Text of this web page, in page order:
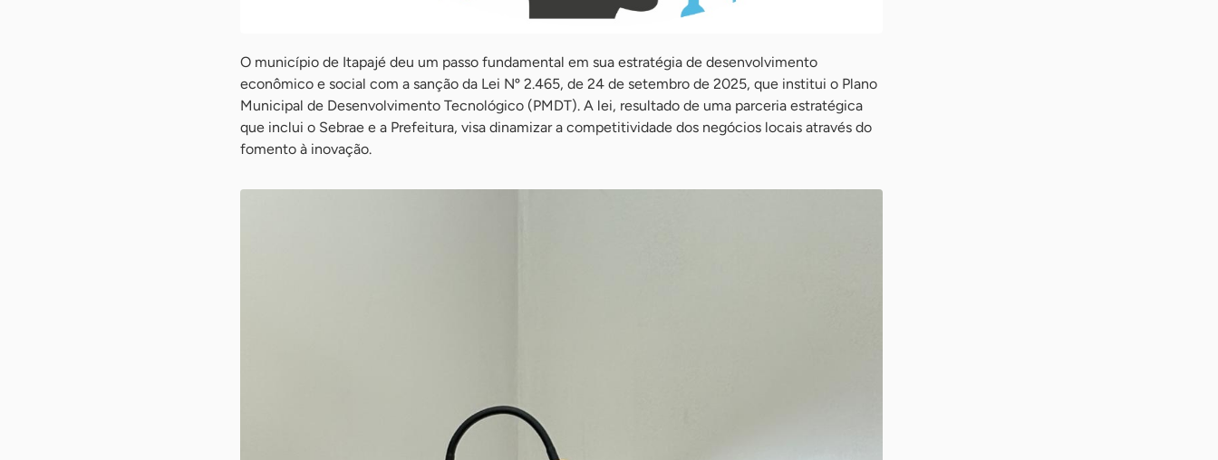
O município de Itapajé deu um passo fundamental em sua estratégia de desenvolvimento
econômico e social com a sanção da Lei Nº 2.465, de 24 de setembro de 2025, que institui o Plano
Municipal de Desenvolvimento Tecnológico (PMDT). A lei, resultado de uma parceria estratégica
que inclui o Sebrae e a Prefeitura, visa dinamizar a competitividade dos negócios locais através do
fomento à inovação.